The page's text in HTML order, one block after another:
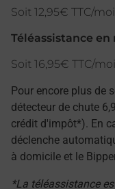
Soit 12,95€ TTC/
Téléassistance
Soit 16,95€ TTC/
Pour encore plus de
détecteur de chute
crédit d'impôt*). En
déclenche
à domicile et le
*La téléassistance